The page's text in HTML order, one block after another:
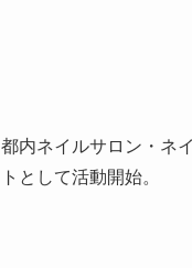
内ネイルサロン・ネ
として活動開始。